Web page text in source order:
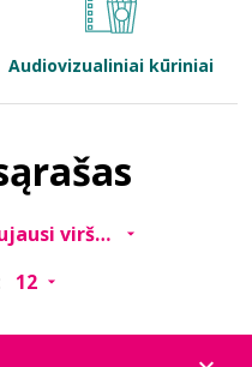
Audiovizualiniai kūriniai